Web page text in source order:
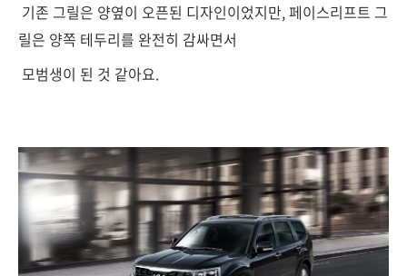
기존 그릴은 양옆이 오픈된 디자인이었지만, 페이스리프트 그
릴은 양쪽 테두리를 완전히 감싸면서
모범생이 된 것 같아요.